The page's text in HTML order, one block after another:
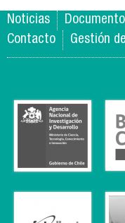
Noticias
Contacto
Gestión